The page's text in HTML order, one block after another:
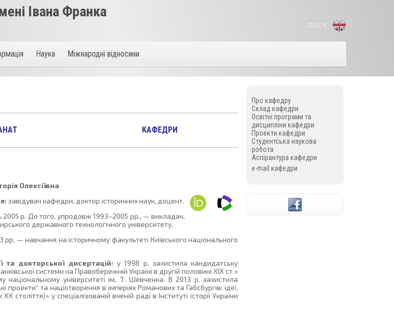
29,25 °C
Івана Франка
Наука Міжнародні відносини
КАФЕДРИ
Олексіївна
завідувач кафедри, доктор історичних наук, доцент.
2005 р. До того, упродовж 1993–2005 рр., — викладач,
державного технологічного університету.
рр. — навчання на історичному факультеті Київського національного
та докторської дисертацій: у 1998 р. захистила кандидатську
системи на Правобережній Україні в другій половині ХІХ ст.»
національному університеті ім. Т. Шевченка. В 2013 р. захистила
проекти“ та націотворення в імперіях Романових та Габсбургів: ідеї,
століття)» у спеціалізованій вченій раді в Інституті історії України
Про кафедру
Склад кафедри
Освітні програми та
дисципліни кафедри
Проекти кафедри
Студентська наукова
робота
Аспірантура кафедри
e-mail кафедри